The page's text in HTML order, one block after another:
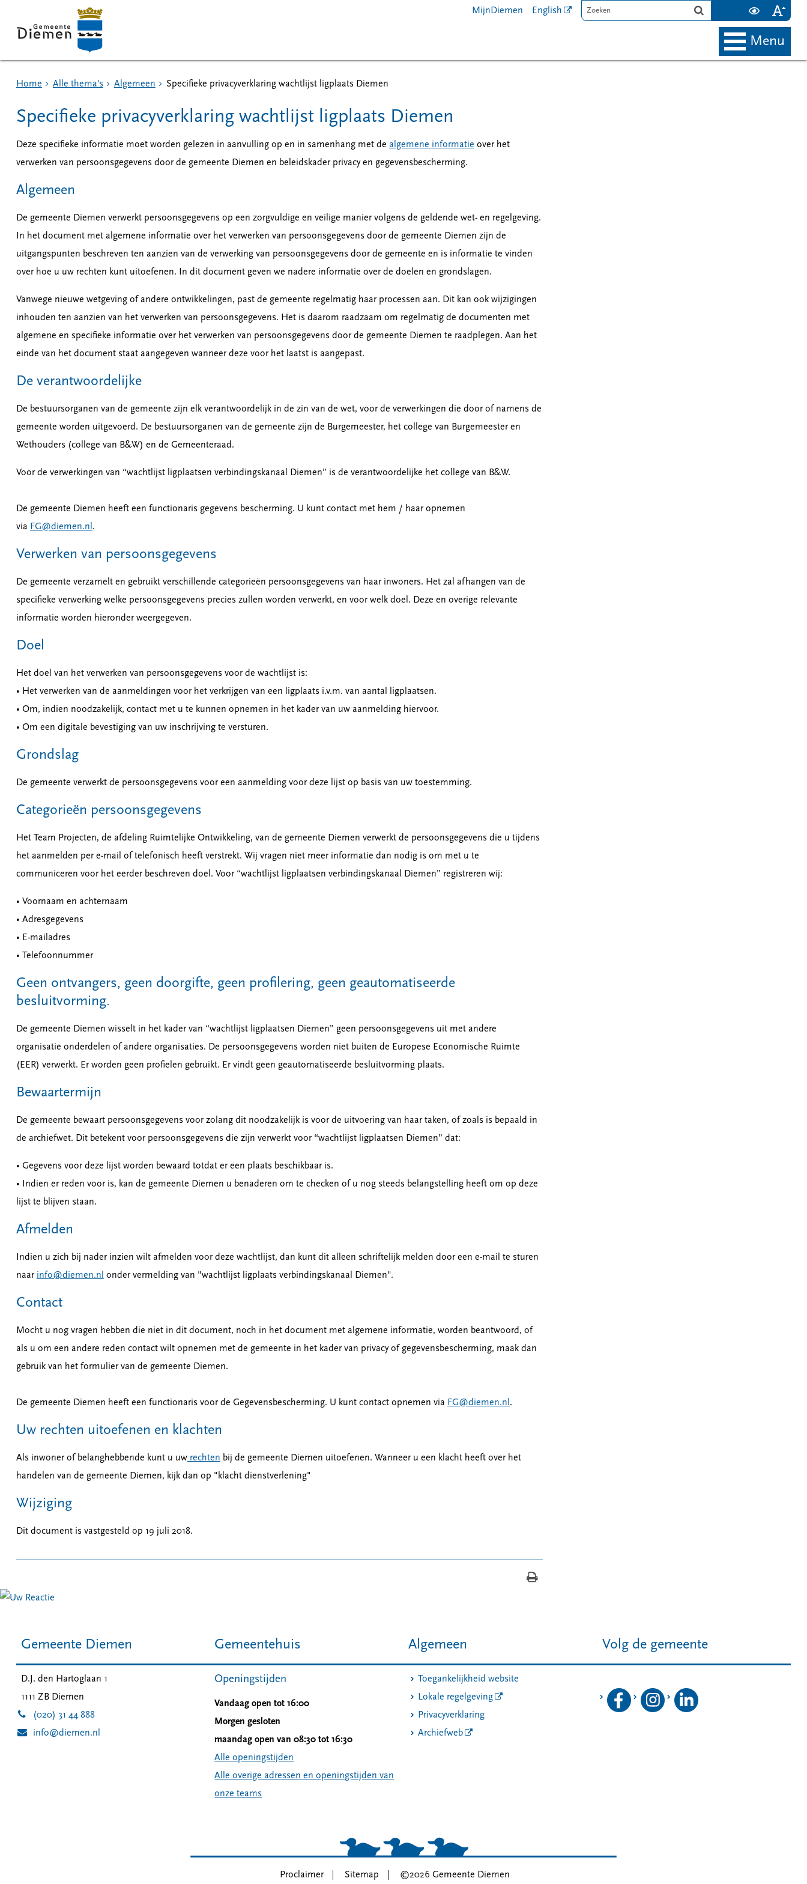
MijnDiemen English
menu
Home Alle thema's Algemeen Specifieke privacyverklaring wachtlijst ligplaats Diemen
Specifieke privacyverklaring wachtlijst ligplaats Diemen
Deze specifieke informatie moet worden gelezen in aanvulling op en in samenhang met de algemene informatie over het
verwerken van persoonsgegevens door de gemeente Diemen en beleidskader privacy en gegevensbescherming.
Algemeen
De gemeente Diemen verwerkt persoonsgegevens op een zorgvuldige en veilige manier volgens de geldende wet- en regelgeving.
In het document met algemene informatie over het verwerken van persoonsgegevens door de gemeente Diemen zijn de
uitgangspunten beschreven ten aanzien van de verwerking van persoonsgegevens door de gemeente en is informatie te vinden
over hoe u uw rechten kunt uitoefenen. In dit document geven we nadere informatie over de doelen en grondslagen.
Vanwege nieuwe wetgeving of andere ontwikkelingen, past de gemeente regelmatig haar processen aan. Dit kan ook wijzigingen
inhouden ten aanzien van het verwerken van persoonsgegevens. Het is daarom raadzaam om regelmatig de documenten met
algemene en specifieke informatie over het verwerken van persoonsgegevens door de gemeente Diemen te raadplegen. Aan het
einde van het document staat aangegeven wanneer deze voor het laatst is aangepast.
De verantwoordelijke
De bestuursorganen van de gemeente zijn elk verantwoordelijk in de zin van de wet, voor de verwerkingen die door of namens de
gemeente worden uitgevoerd. De bestuursorganen van de gemeente zijn de Burgemeester, het college van Burgemeester en
Wethouders (college van B&W) en de Gemeenteraad.
Voor de verwerkingen van “wachtlijst ligplaatsen verbindingskanaal Diemen” is de verantwoordelijke het college van B&W.
De gemeente Diemen heeft een functionaris gegevens bescherming. U kunt contact met hem / haar opnemen
via FG@diemen.nl .
Verwerken van persoonsgegevens
De gemeente verzamelt en gebruikt verschillende categorieën persoonsgegevens van haar inwoners. Het zal afhangen van de
specifieke verwerking welke persoonsgegevens precies zullen worden verwerkt, en voor welk doel. Deze en overige relevante
informatie worden hieronder weergegeven.
Doel
Het doel van het verwerken van persoonsgegevens voor de wachtlijst is:
• Het verwerken van de aanmeldingen voor het verkrijgen van een ligplaats i.v.m. van aantal ligplaatsen.
• Om, indien noodzakelijk, contact met u te kunnen opnemen in het kader van uw aanmelding hiervoor.
• Om een digitale bevestiging van uw inschrijving te versturen.
Grondslag
De gemeente verwerkt de persoonsgegevens voor een aanmelding voor deze lijst op basis van uw toestemming.
Categorieën persoonsgegevens
Het Team Projecten, de afdeling Ruimtelijke Ontwikkeling, van de gemeente Diemen verwerkt de persoonsgegevens die u tijdens
het aanmelden per e-mail of telefonisch heeft verstrekt. Wij vragen niet meer informatie dan nodig is om met u te
communiceren voor het eerder beschreven doel. Voor “wachtlijst ligplaatsen verbindingskanaal Diemen” registreren wij:
• Voornaam en achternaam
• Adresgegevens
• E-mailadres
• Telefoonnummer
Geen ontvangers, geen doorgifte, geen profilering, geen geautomatiseerde
besluitvorming.
De gemeente Diemen wisselt in het kader van “wachtlijst ligplaatsen Diemen” geen persoonsgegevens uit met andere
organisatie onderdelen of andere organisaties. De persoonsgegevens worden niet buiten de Europese Economische Ruimte
(EER) verwerkt. Er worden geen profielen gebruikt. Er vindt geen geautomatiseerde besluitvorming plaats.
Bewaartermijn
De gemeente bewaart persoonsgegevens voor zolang dit noodzakelijk is voor de uitvoering van haar taken, of zoals is bepaald in
de archiefwet. Dit betekent voor persoonsgegevens die zijn verwerkt voor “wachtlijst ligplaatsen Diemen” dat:
• Gegevens voor deze lijst worden bewaard totdat er een plaats beschikbaar is.
• Indien er reden voor is, kan de gemeente Diemen u benaderen om te checken of u nog steeds belangstelling heeft om op deze
lijst te blijven staan.
Afmelden
Indien u zich bij nader inzien wilt afmelden voor deze wachtlijst, dan kunt dit alleen schriftelijk melden door een e-mail te sturen
naar info@diemen.nl onder vermelding van "wachtlijst ligplaats verbindingskanaal Diemen".
Contact
Mocht u nog vragen hebben die niet in dit document, noch in het document met algemene informatie, worden beantwoord, of
als u om een andere reden contact wilt opnemen met de gemeente in het kader van privacy of gegevensbescherming, maak dan
gebruik van het formulier van de gemeente Diemen.
De gemeente Diemen heeft een functionaris voor de Gegevensbescherming. U kunt contact opnemen via FG@diemen.nl .
Uw rechten uitoefenen en klachten
Als inwoner of belanghebbende kunt u uwrechten bij de gemeente Diemen uitoefenen. Wanneer u een klacht heeft over het
handelen van de gemeente Diemen, kijk dan op "klacht dienstverlening"
Wijziging
Dit document is vastgesteld op 19 juli 2018.
Gemeente Diemen
D.J. den Hartoglaan 1
1111 ZB Diemen
(020) 31 44 888
info@diemen.nl
Gemeentehuis
Openingstijden
Vandaag open tot 16:00
Morgen gesloten
maandag open van 08:30 tot 16:30
Alle openingstijden
Alle overige adressen en openingstijden van
onze teams
Algemeen
Toegankelijkheid website
Lokale regelgeving
Privacyverklaring
Archiefweb
Volg de gemeente
Proclaimer Sitemap ©2026 Gemeente Diemen